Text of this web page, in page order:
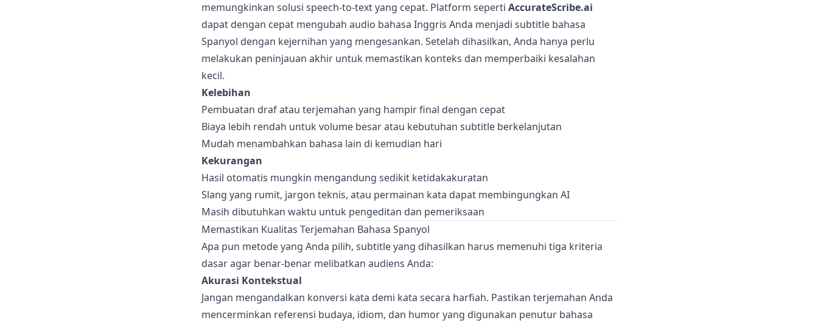
memungkinkan solusi speech-to-text yang cepat. Platform seperti AccurateScribe.ai
dapat dengan cepat mengubah audio bahasa Inggris Anda menjadi subtitle bahasa
Spanyol dengan kejernihan yang mengesankan. Setelah dihasilkan, Anda hanya perlu
melakukan peninjauan akhir untuk memastikan konteks dan memperbaiki kesalahan
kecil.
Kelebihan
Pembuatan draf atau terjemahan yang hampir final dengan cepat
Biaya lebih rendah untuk volume besar atau kebutuhan subtitle berkelanjutan
Mudah menambahkan bahasa lain di kemudian hari
Kekurangan
Hasil otomatis mungkin mengandung sedikit ketidakakuratan
Slang yang rumit, jargon teknis, atau permainan kata dapat membingungkan AI
Masih dibutuhkan waktu untuk pengeditan dan pemeriksaan
Memastikan Kualitas Terjemahan Bahasa Spanyol
Apa pun metode yang Anda pilih, subtitle yang dihasilkan harus memenuhi tiga kriteria
dasar agar benar-benar melibatkan audiens Anda:
Akurasi Kontekstual
Jangan mengandalkan konversi kata demi kata secara harfiah. Pastikan terjemahan Anda
mencerminkan referensi budaya, idiom, dan humor yang digunakan penutur bahasa